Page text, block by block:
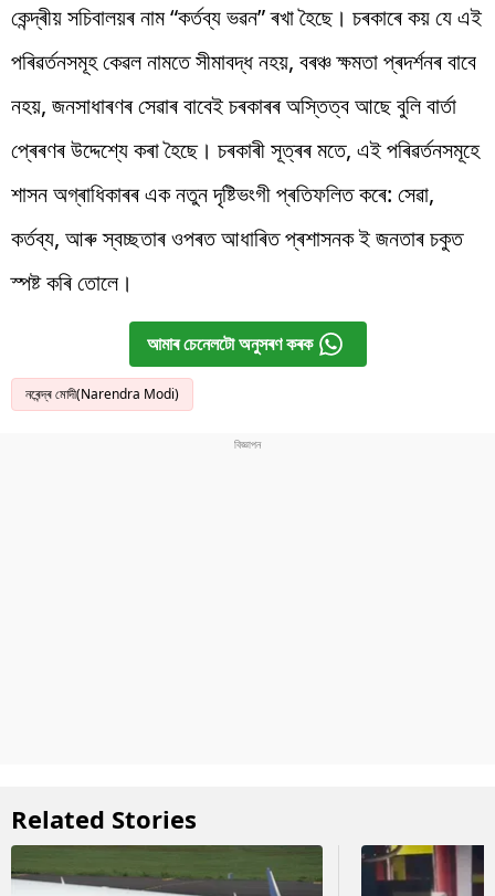
কেন্দ্ৰীয় সচিবালয়ৰ নাম “কৰ্তব্য ভৱন” ৰখা হৈছে। চৰকাৰে কয় যে এই
পৰিৱৰ্তনসমূহ কেৱল নামতে সীমাবদ্ধ নহয়, বৰঞ্চ ক্ষমতা প্ৰদৰ্শনৰ বাবে
নহয়, জনসাধাৰণৰ সেৱাৰ বাবেই চৰকাৰৰ অস্তিত্ব আছে বুলি বাৰ্তা
প্ৰেৰণৰ উদ্দেশ্যে কৰা হৈছে। চৰকাৰী সূত্ৰৰ মতে, এই পৰিৱৰ্তনসমূহে
শাসন অগ্ৰাধিকাৰৰ এক নতুন দৃষ্টিভংগী প্ৰতিফলিত কৰে: সেৱা,
কৰ্তব্য, আৰু স্বচ্ছতাৰ ওপৰত আধাৰিত প্ৰশাসনক ই জনতাৰ চকুত
স্পষ্ট কৰি তোলে।
আমাৰ চেনেলটো অনুসৰণ কৰক
নৰেন্দ্ৰ মোদী(Narendra Modi)
Related Stories